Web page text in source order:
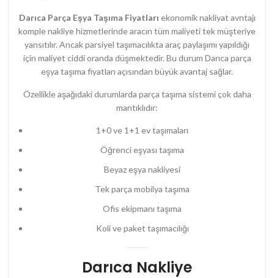
Darıca Parça Eşya Taşıma Fiyatları ekonomik nakliyat avntajı
komple nakliye hizmetlerinde aracın tüm maliyeti tek müşteriye
yansıtılır. Ancak parsiyel taşımacılıkta araç paylaşımı yapıldığı
için maliyet ciddi oranda düşmektedir. Bu durum Darıca parça
eşya taşıma fiyatları açısından büyük avantaj sağlar.
Özellikle aşağıdaki durumlarda parça taşıma sistemi çok daha
mantıklıdır:
1+0 ve 1+1 ev taşımaları
Öğrenci eşyası taşıma
Beyaz eşya nakliyesi
Tek parça mobilya taşıma
Ofis ekipmanı taşıma
Koli ve paket taşımacılığı
Darıca Nakliye